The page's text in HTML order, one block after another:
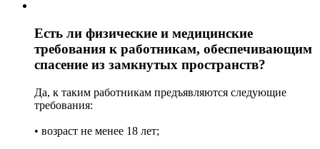
Есть ли физические и медицинские
требования к работникам, обеспечивающим
спасение из замкнутых пространств?
Да, к таким работникам предъявляются следующие
требования:
• возраст не менее 18 лет;